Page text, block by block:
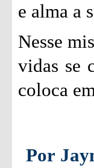
e alma a
Nesse
vidas se
coloca
Por